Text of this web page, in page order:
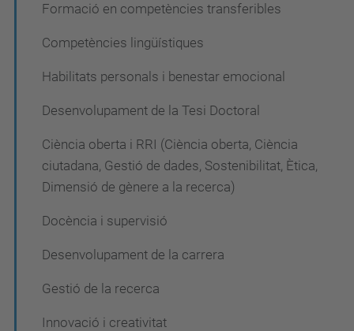
Formació en competències transferibles
Competències lingüístiques
Habilitats personals i benestar emocional
Desenvolupament de la Tesi Doctoral
Ciència oberta i RRI (Ciència oberta, Ciència
ciutadana, Gestió de dades, Sostenibilitat, Ètica,
Dimensió de gènere a la recerca)
Docència i supervisió
Desenvolupament de la carrera
Gestió de la recerca
Innovació i creativitat